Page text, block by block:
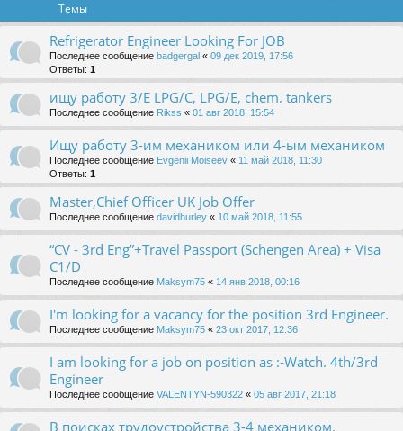
Темы
Refrigerator Engineer Looking For JOB
Последнее сообщение badgergal « 09 дек 2019, 17:56
Ответы: 1
ищу работу 3/E LPG/C, LPG/E, chem. tankers
Последнее сообщение Rikss « 01 авг 2018, 15:54
Ищу работу 3-им механиком или 4-ым механиком
Последнее сообщение Evgenii Moiseev « 11 май 2018, 11:30
Ответы: 1
Master,Chief Officer UK Job Offer
Последнее сообщение davidhurley « 10 май 2018, 11:55
“CV - 3rd Eng”+Travel Passport (Schengen Area) + Visa
C1/D
Последнее сообщение Maksym75 « 14 янв 2018, 00:16
I'm looking for a vacancy for the position 3rd Engineer.
Последнее сообщение Maksym75 « 23 окт 2017, 12:36
I am looking for a job on position as :-Watch. 4th/3rd
Engineer
Последнее сообщение VALENTYN-590322 « 05 авг 2017, 21:18
В поисках трудоустройства 3-4 механиком.